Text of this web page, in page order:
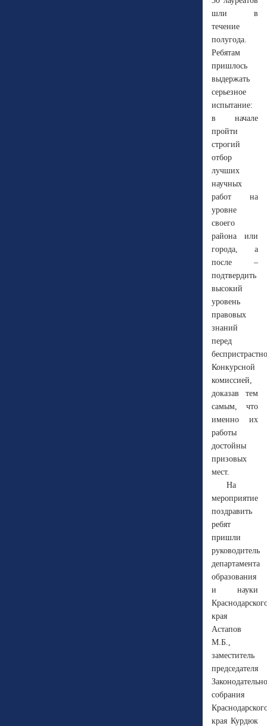
шли в
течение
полугода.
Ребятам
пришлось
выдержать
серьезное
испытание:
в начале
пройти
строгий
отбор
лучших
научных
работ на
уровне
своего
района или
города, а
после –
подтвердить
высокий
уровень
правовых
знаний
перед
Конкурсной
комиссией,
доказав тем
самым, что
именно их
работы
достойны
призовых
мест.
На
мероприятие
поздравить
ребят
пришли
руководитель
департамента
образования
и науки
края
Астапов
М.Б.,
заместитель
председателя
собрания
края Курдюк